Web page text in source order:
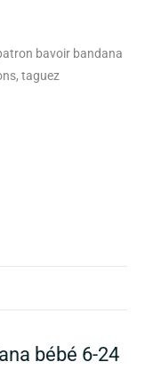
bavoir bandana
taguez
bébé 6-24